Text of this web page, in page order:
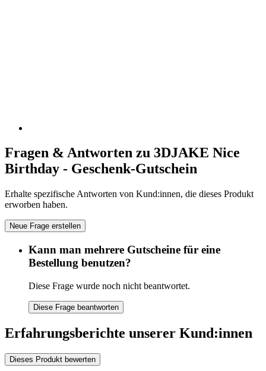
Fragen & Antworten zu 3DJAKE Nice
Birthday - Geschenk-Gutschein
Erhalte spezifische Antworten von Kund:innen, die dieses Produkt
erworben haben.
Neue Frage erstellen
Kann man mehrere Gutscheine für eine
Bestellung benutzen?
Diese Frage wurde noch nicht beantwortet.
Diese Frage beantworten
Erfahrungsberichte unserer Kund:innen
Dieses Produkt bewerten